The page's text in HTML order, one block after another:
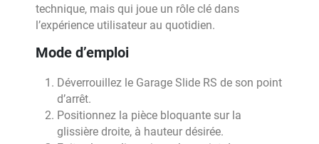
technique, mais qui joue un rôle clé dans
l’expérience utilisateur au quotidien.
Mode d’emploi
Déverrouillez le Garage Slide RS de son point
d’arrêt.
Positionnez la pièce bloquante sur la
glissière droite, à hauteur désirée.